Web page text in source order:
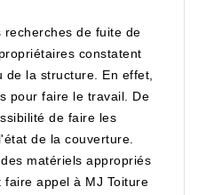
de fuite de
constatent
la structure. En effet,
pour faire le travail. De
de faire les
de la couverture.
matériels appropriés
appel à MJ Toiture